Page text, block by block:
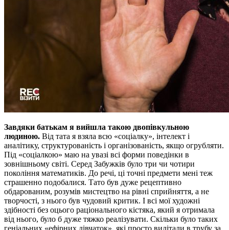
Завдяки батькам я вийшла такою двопівкульною
людиною. Від тата я взяла всю «соціалку», інтелект і
аналітику, структурованість і організованість, якщо огрубляти.
Під «соціалкою» маю на увазі всі форми поведінки в
зовнішньому світі. Серед Забужків було три чи чотири
покоління математиків. До речі, ці точні предмети мені теж
страшенно подобалися. Тато був дуже рецептивно
обдарованим, розумів мистецтво на рівні сприйняття, а не
творчості, з нього був чудовий критик. І всі мої художні
здібності без оцього раціонального кістяка, який я отримала
від нього, було б дуже тяжко реалізувати. Скільки було таких
геніальних «ефірних дівчаток», які просто вилітали в трубу за